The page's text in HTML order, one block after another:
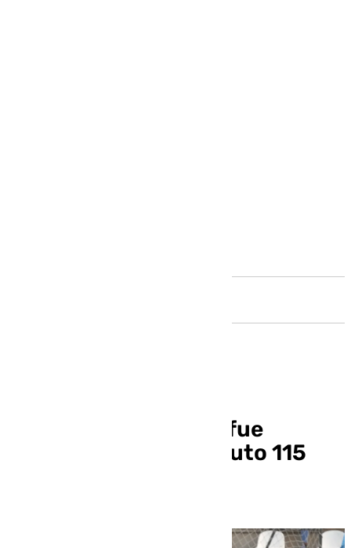
El Motril-Malagueño fue
suspendido en el minuto 115